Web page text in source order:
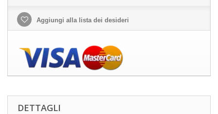
Aggiungi alla lista dei desideri
DETTAGLI